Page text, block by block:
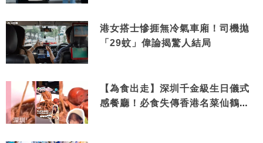
港女搭士慘捱無冷氣車廂！司機拋
「29蚊」偉論揭驚人結局
【為食出走】深圳千金級生日儀式
感餐廳！必食失傳香港名菜仙鶴神